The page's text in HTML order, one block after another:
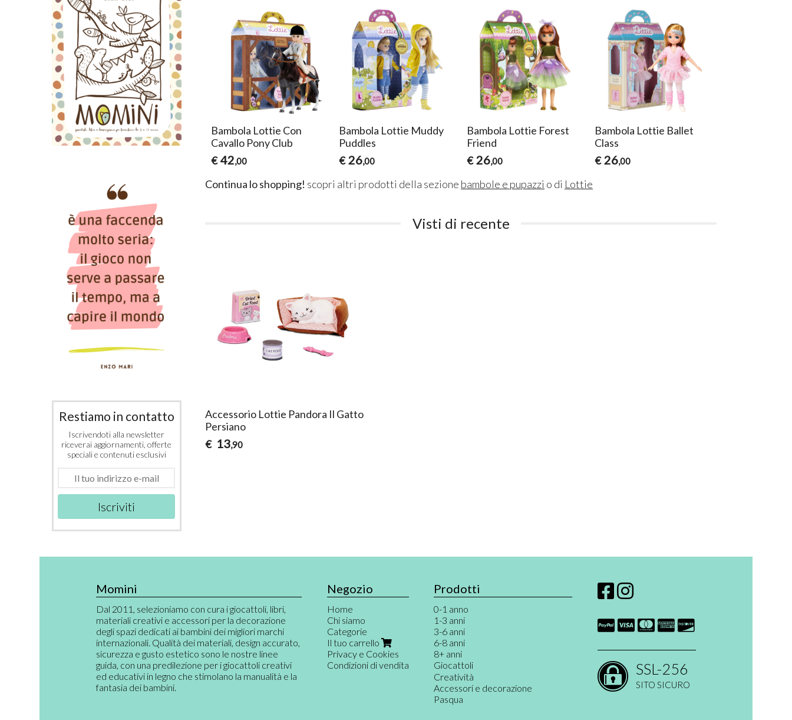
Bambola Lottie Fossil
Hunter
Bambola Lottie Con
Cavallo Pony Club
€ 42,00
Bambola Lottie Muddy
Puddles
€ 26,00
Bambola Lottie Forest
Friend
€ 26,00
Bambola Lottie Ballet
Class
€ 26,00
Continua lo shopping! scopri altri prodotti della sezione bambole e pupazzi o di Lottie
Visti di recente
Accessorio Lottie Pandora Il Gatto
Persiano
€ 13,90
Restiamo in contatto
Iscrivendoti alla newsletter
riceverai aggiornamenti, offerte
speciali e contenuti esclusivi
Iscriviti
Momini
Dal 2011, selezioniamo con cura i giocattoli, libri,
materiali creativi e accessori per la decorazione
degli spazi dedicati ai bambini dei migliori marchi
internazionali. Qualità dei materiali, design accurato,
sicurezza e gusto estetico sono le nostre linee
guida, con una predilezione per i giocattoli creativi
ed educativi in legno che stimolano la manualità e la
fantasia dei bambini.
Negozio
Home
Chi siamo
Categorie
Il tuo carrello
Privacy e Cookies
Condizioni di vendita
Prodotti
0-1 anno
1-3 anni
3-6 anni
6-8 anni
8+ anni
Giocattoli
Giochi per neonati
Primi giochi
Gioco destrutturato e open ended
Creatività
Accessori e decorazione
Pasqua
SSL-256
SITO SICURO